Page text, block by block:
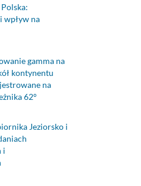
wpływ na
gamma na
kontynentu
na
62°
Jeziorsko i
i